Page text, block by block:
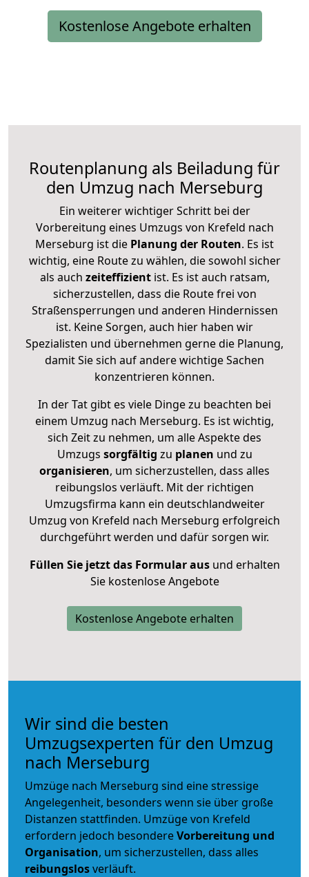
Kostenlose Angebote erhalten
Routenplanung als Beiladung für
den Umzug nach Merseburg
Ein weiterer wichtiger Schritt bei der
Vorbereitung eines Umzugs von Krefeld nach
Merseburg ist die Planung der Routen. Es ist
wichtig, eine Route zu wählen, die sowohl sicher
als auch zeiteffizientist. Es ist auch ratsam,
sicherzustellen, dass die Route frei von
Straßensperrungen und anderen Hindernissen
ist. Keine Sorgen, auch hier haben wir
Spezialisten und übernehmen gerne die Planung,
damit Sie sich auf andere wichtige Sachen
konzentrieren können.
In der Tat gibt es viele Dinge zu beachten bei
einem Umzug nach Merseburg. Es ist wichtig,
sich Zeit zu nehmen, um alle Aspekte des
Umzugs sorgfältig zu planen und zu
organisieren, um sicherzustellen, dass alles
reibungslos verläuft. Mit der richtigen
Umzugsfirma kann ein deutschlandweiter
Umzug von Krefeld nach Merseburg erfolgreich
durchgeführt werden und dafür sorgen wir.
Füllen Sie jetzt das Formular ausund erhalten
Sie kostenlose Angebote
Kostenlose Angebote erhalten
Wir sind die besten
Umzugsexperten für den Umzug
nach Merseburg
Umzüge nach Merseburg sind eine stressige
Angelegenheit, besonders wenn sie über große
Distanzen stattfinden. Umzüge von Krefeld
erfordern jedoch besondereVorbereitung und
Organisation, um sicherzustellen, dass alles
reibungslosverläuft.